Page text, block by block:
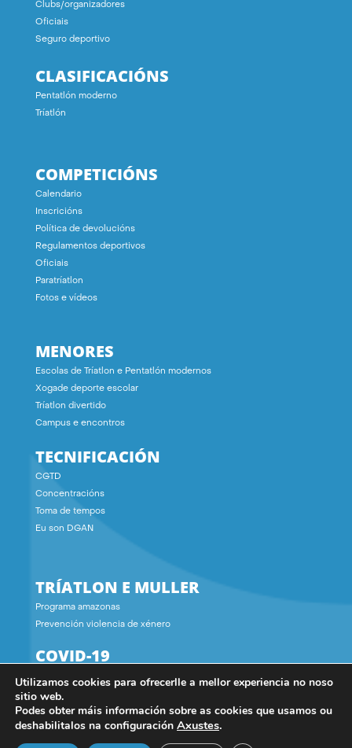
Clubs/organizadores
Oficiais
Seguro deportivo
CLASIFICACIÓNS
Pentatlón moderno
Tríatlón
COMPETICIÓNS
Calendario
Inscricións
Política de devolucións
Regulamentos deportivos
Oficiais
Paratríatlon
Fotos e vídeos
MENORES
Escolas de Tríatlon e Pentatlón modernos
Xogade deporte escolar
Tríatlon divertido
Campus e encontros
TECNIFICACIÓN
CGTD
Concentracións
Toma de tempos
Eu son DGAN
TRÍATLON E MULLER
Programa amazonas
Prevención violencia de xénero
COVID-19
CONTACTO
Utilizamos cookies para ofrecerlle a mellor experiencia no noso
sitio web.
Podes obter máis información sobre as cookies que usamos ou
deshabilitalos na configuración Axustes.